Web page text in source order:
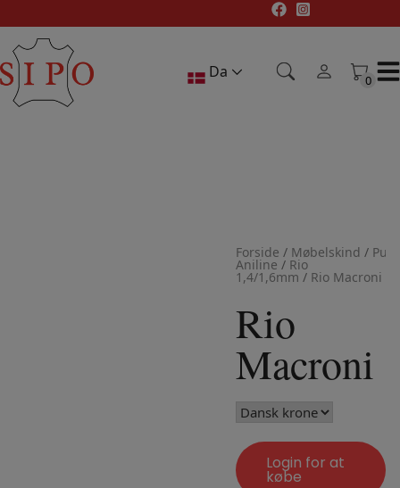
til
indholdet
Da
0
0
Forside / Møbelskind / Pure
Aniline / Rio
1,4/1,6mm / Rio Macroni
Rio
Macroni
Login for at
købe